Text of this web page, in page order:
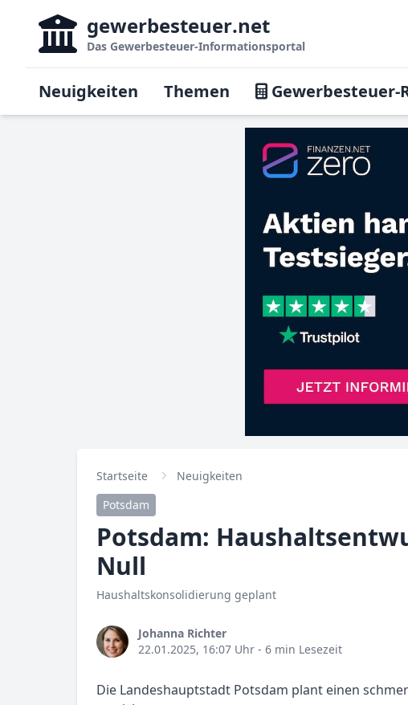
gewerbesteuer.net
Das Gewerbesteuer-Informationsportal
Neuigkeiten Themen Gewerbesteuer-
Startseite
Neuigkeiten
Potsdam
Potsdam:
Null
Haushaltskonsolidierung geplant
Johanna Richter
22.01.2025, 16:07 Uhr - 6 min Lesezeit
Die Landeshauptstadt Potsdam plant einen